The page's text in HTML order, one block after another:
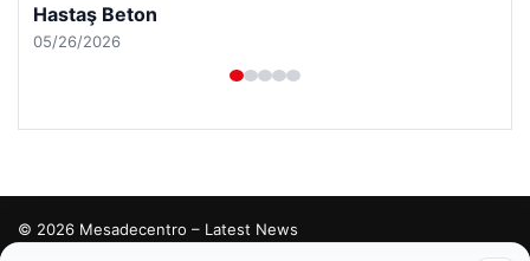
Hastaş Beton
05/26/2026
© 2026 Mesadecentro – Latest News